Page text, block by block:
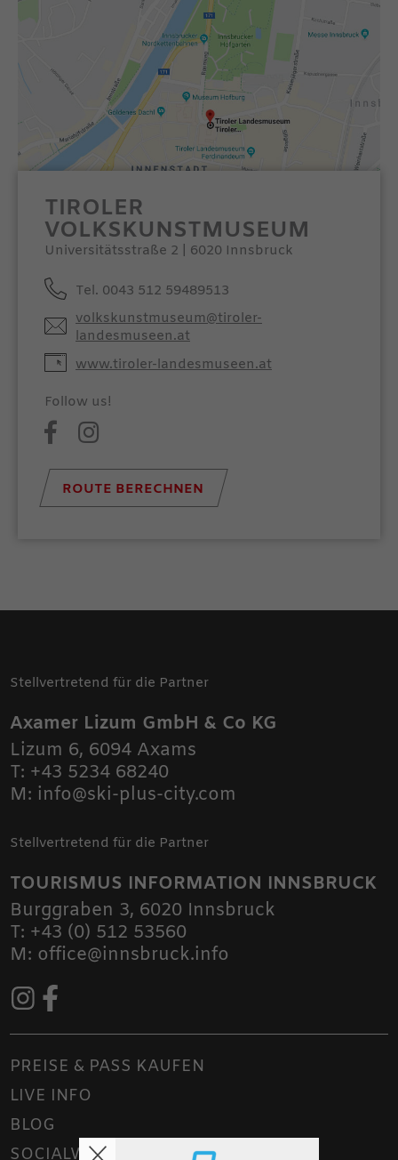
TIROLER
VOLKSKUNSTMUSEUM
Universitätsstraße 2 | 6020 Innsbruck
Tel. 0043 512 59489513
volkskunstmuseum@tiroler-
landesmuseen.at
www.tiroler-landesmuseen.at
ROUTE BERECHNEN
Follow us!
Stellvertretend für die Partner
Axamer Lizum GmbH & Co KG
Lizum 6, 6094 Axams
T: +43 5234 68240
M: info@ski-plus-city.com
Stellvertretend für die Partner
TOURISMUS INFORMATION INNSBRUCK
Burggraben 3, 6020 Innsbruck
T: +43 (0) 512 53560
M: office@innsbruck.info
PREISE & PASS KAUFEN
LIVE INFO
BLOG
SOCIALWALL